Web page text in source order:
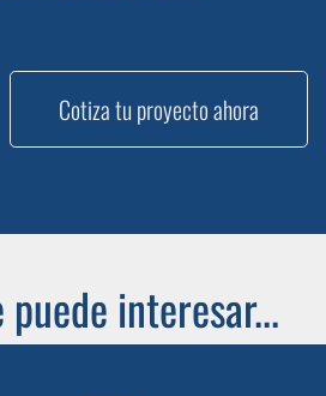
Cotiza tu proyecto ahora
interesar...